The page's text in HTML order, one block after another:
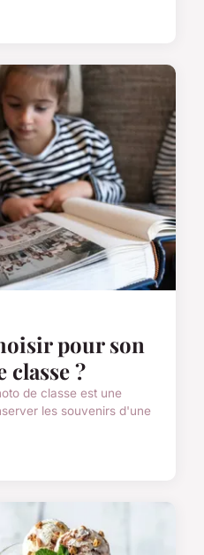
pour son
classe ?
de classe est une
les souvenirs d'une